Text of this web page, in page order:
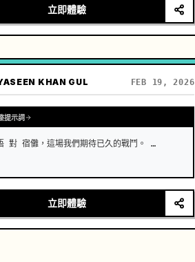
立即體驗
KHAN GUL FEB 19, 2026
提示詞
對 宿儺，這場我們期待已久的戰鬥。 …
立即體驗